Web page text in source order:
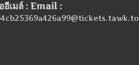
อีเมล์ : Email :